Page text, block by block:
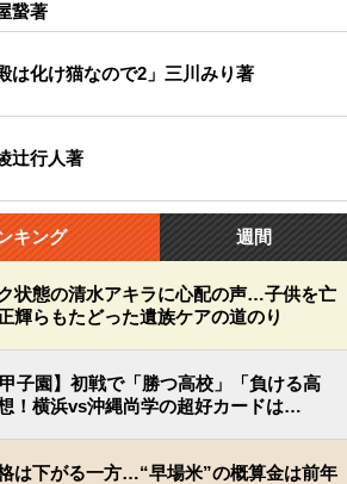
䖸著
は化け猫なので2」三川みり著
辻行人著
キング 週間
状態の清水アキラに心配の声…子供を亡
輝らもたどった遺族ケアの道のり
甲子園】初戦で「勝つ高校」「負ける高
！横浜vs沖縄尚学の超好カードは…
は下がる一方…“早場米”の概算金は前年